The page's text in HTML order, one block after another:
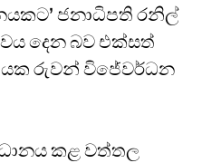
ජනාධිපති රනිල්
දෙන බව එක්සත්
රුවන් විජේවර්ධන
කළ වත්තල